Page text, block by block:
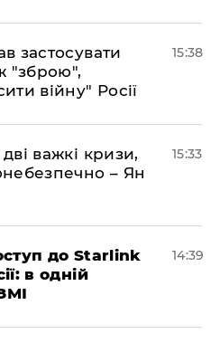
застосувати
"зброю",
війну" Росії
15:38
важкі кризи,
– Ян
15:33
до Starlink
в одній
14:39